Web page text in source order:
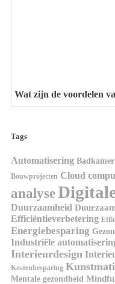
Wat zijn de voordelen
Tags
Automatisering
Bouwprojecten Cloud
analyse
Duurzaamheid
Efficiëntieverbetering
Energiebesparing
Industriële
Interieurdesign
Kostenbesparing
Mentale gezondheid